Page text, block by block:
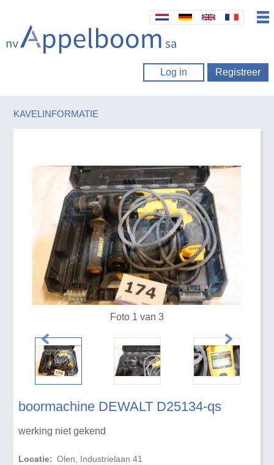
Log in Registreer
KAVELINFORMATIE
boormachine DEWALT D25134-qs
werking niet gekend
Locatie: Olen, Industrielaan 41
Foto 1 van 3